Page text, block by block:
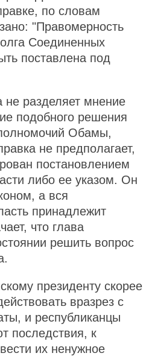
по словам
"Правомерность
Соединенных
поставлена под
не разделяет мнение
подобного решения
Обамы,
не предполагает,
постановлением
либо ее указом. Он
а вся
принадлежит
что глава
решить вопрос
президенту скорее
вразрез с
и республиканцы
последствия, к
их ненужное